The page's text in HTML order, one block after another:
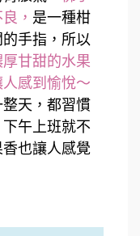
， 是一種柑
手指，所以
甘甜的水果
感到愉悅～
天，都習慣
午上班就不
也讓人感覺